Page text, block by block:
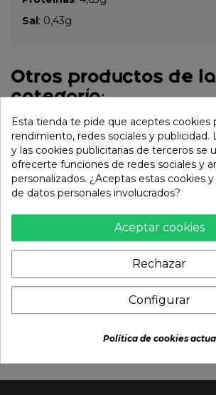
Sal: 0,43g
Otros productos de
categoría:
Pan de levadura natural
Mochi
(AWON)
Esta tienda te pide que aceptes cookies
rendimiento, redes sociales y publicidad.
y las cookies publicitarias de terceros se
ofrecerte funciones de redes sociales y
personalizados. ¿Aceptas estas cookies
de datos personales involucrados?
Aceptar cookies
Rechazar
Configurar
Política de cookies